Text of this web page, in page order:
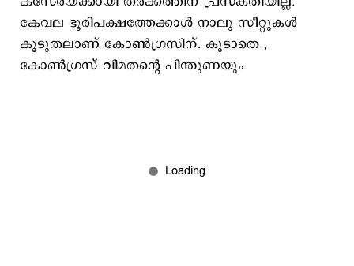
കേവല ഭൂരിപക്ഷത്തേക്കാള്‍ നാലു സീറ്റുകള്‍
കൂടുതലാണ് കോണ്‍ഗ്രസിന്. കൂടാതെ ,
കോണ്‍ഗ്രസ് വിമതന്‍റെ പിന്തുണയും.